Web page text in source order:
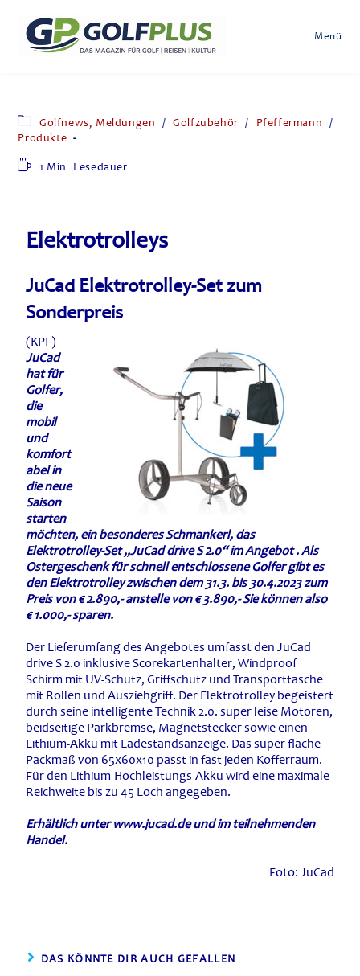
Menü
Golfnews, Meldungen / Golfzubehör / Pfeffermann /
Produkte
1 Min. Lesedauer
Elektrotrolleys
JuCad Elektrotrolley-Set zum
Sonderpreis
(KPF)
JuCad
hat für
Golfer,
die
mobil
und
komfort
abel in
die neue
Saison
starten
möchten, ein besonderes Schmankerl, das
Elektrotrolley-Set „JuCad drive S 2.0“ im Angebot . Als
Ostergeschenk für schnell entschlossene Golfer gibt es
den Elektrotrolley zwischen dem 31.3. bis 30.4.2023 zum
Preis von € 2.890,- anstelle von € 3.890,- Sie können also
€ 1.000,- sparen.
Der Lieferumfang des Angebotes umfasst den JuCad
drive S 2.0 inklusive Scorekartenhalter, Windproof
Schirm mit UV-Schutz, Griffschutz und Transporttasche
mit Rollen und Ausziehgriff. Der Elektrotrolley begeistert
durch seine intelligente Technik 2.0. super leise Motoren,
beidseitige Parkbremse, Magnetstecker sowie einen
Lithium-Akku mit Ladestandsanzeige. Das super flache
Packmaß von 65x60x10 passt in fast jeden Kofferraum.
Für den Lithium-Hochleistungs-Akku wird eine maximale
Reichweite bis zu 45 Loch angegeben.
Erhältlich unter www.jucad.de und im teilnehmenden
Handel.
Foto: JuCad
DAS KÖNNTE DIR AUCH GEFALLEN